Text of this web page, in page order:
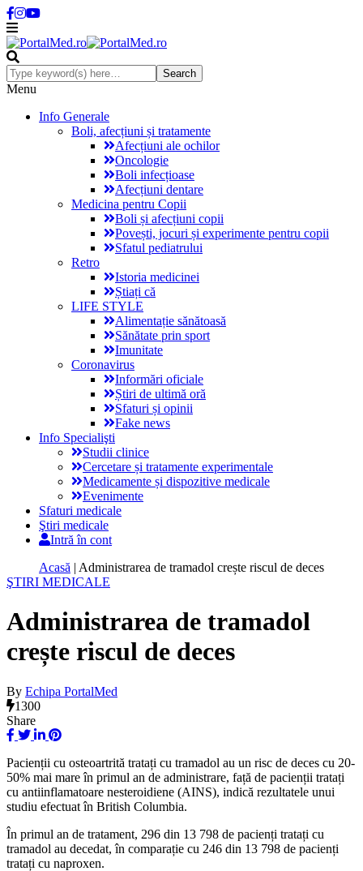
Menu
Info Generale
Boli, afecțiuni și tratamente
Afecțiuni ale ochilor
Oncologie
Boli infecțioase
Afecțiuni dentare
Medicina pentru Copii
Boli și afecțiuni copii
Povești, jocuri și experimente pentru copii
Sfatul pediatrului
Retro
Istoria medicinei
Știați că
LIFE STYLE
Alimentație sănătoasă
Sănătate prin sport
Imunitate
Coronavirus
Informări oficiale
Știri de ultimă oră
Sfaturi și opinii
Fake news
Info Specialişti
Studii clinice
Cercetare și tratamente experimentale
Medicamente și dispozitive medicale
Evenimente
Sfaturi medicale
Ştiri medicale
Intră în cont
Acasă | Administrarea de tramadol crește riscul de deces
ŞTIRI MEDICALE
Administrarea de tramadol
crește riscul de deces
By Echipa PortalMed
1300
Share
Pacienții cu osteoartrită tratați cu tramadol au un risc de deces cu 20-
50% mai mare în primul an de administrare, față de pacienții tratați
cu antiinflamatoare nesteroidiene (AINS), indică rezultatele unui
studiu efectuat în British Columbia.
În primul an de tratament, 296 din 13 798 de pacienți tratați cu
tramadol au decedat, în comparație cu 246 din 13 798 de pacienți
tratați cu naproxen.